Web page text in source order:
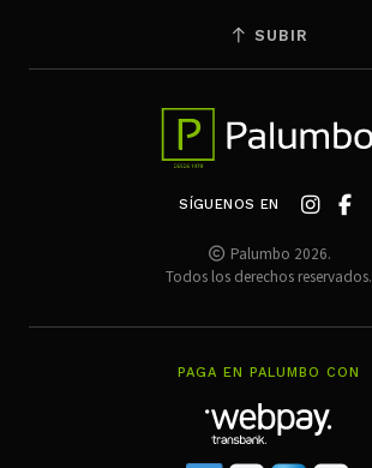
SUBIR
SÍGUENOS EN
Palumbo 2026.
Todos los derechos reservados.
PAGA EN PALUMBO CON